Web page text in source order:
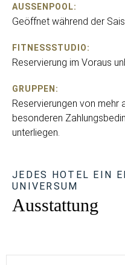
AUSSENPOOL:
Geöffnet während der
FITNESSSTUDIO:
Reservierung im Voraus
GRUPPEN:
Reservierungen von mehr
besonderen
unterliegen.
JEDES HOTEL EIN
UNIVERSUM
Ausstattung